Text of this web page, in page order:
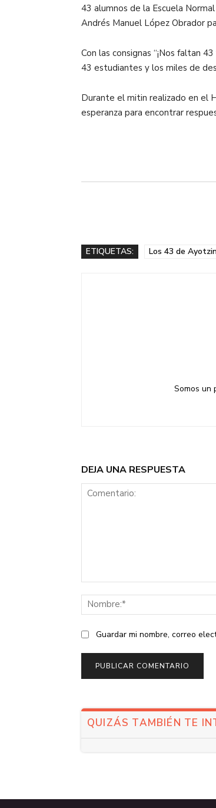
43 alumnos de la Escuela
Andrés Manuel López Obrador
Con las consignas “¡Nos faltan
43 estudiantes y los miles de
Durante el mitin realizado en el
esperanza para encontrar
ETIQUETAS: Los 43 de
Somos un
DEJA UNA RESPUESTA
Guardar mi nombre, correo
QUIZÁS TAMBIÉN TE